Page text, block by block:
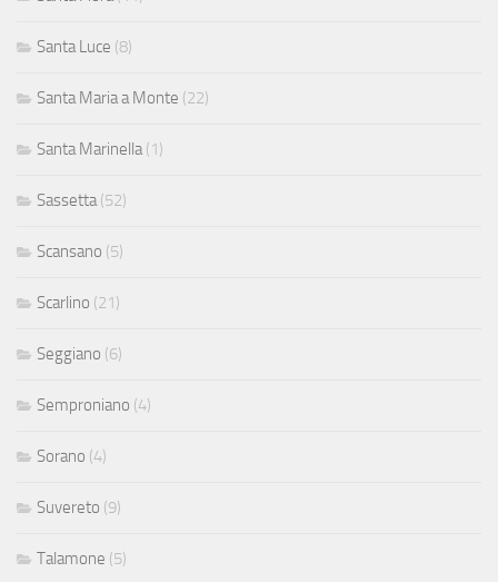
Santa Luce (8)
Santa Maria a Monte (22)
Santa Marinella (1)
Sassetta (52)
Scansano (5)
Scarlino (21)
Seggiano (6)
Semproniano (4)
Sorano (4)
Suvereto (9)
Talamone (5)